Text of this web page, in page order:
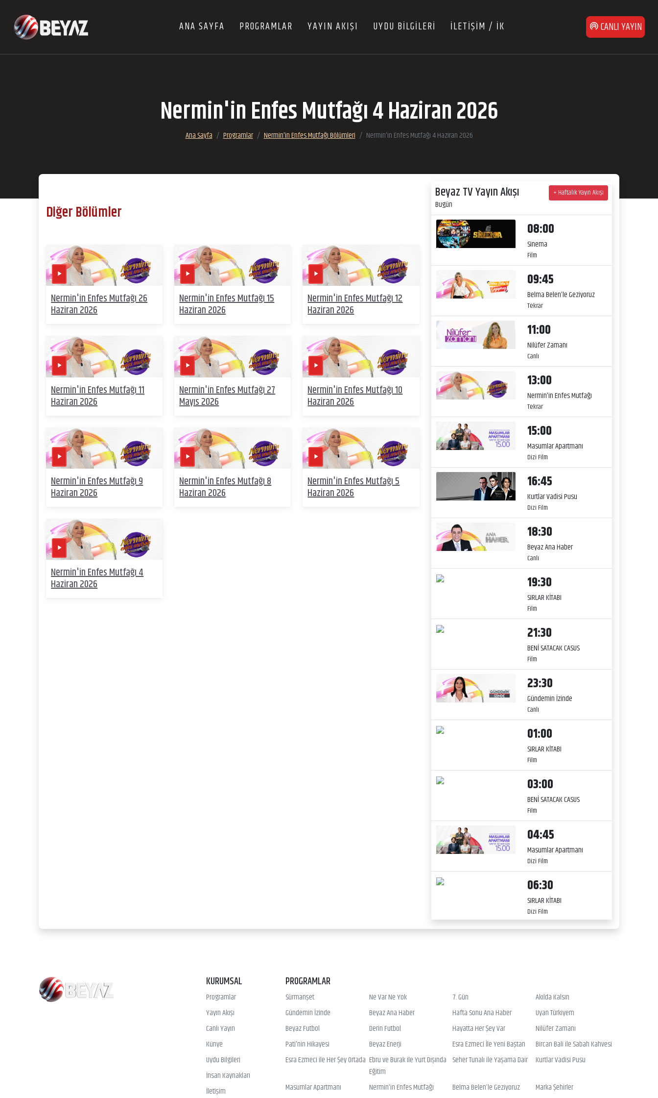
ANA SAYFA PROGRAMLAR YAYIN AKIŞI UYDU BİLGİLERİ İLETİŞİM / İK CANLI YAYIN
Nermin'in Enfes Mutfağı 4 Haziran 2026
Ana Sayfa Programlar Nermin'in Enfes Mutfağı Bölümleri Nermin'in Enfes Mutfağı 4 Haziran 2026
Diğer Bölümler
Nermin'in Enfes Mutfağı 26
Haziran 2026
Nermin'in Enfes Mutfağı 15
Haziran 2026
Nermin'in Enfes Mutfağı 12
Haziran 2026
Nermin'in Enfes Mutfağı 11
Haziran 2026
Nermin'in Enfes Mutfağı 27
Mayıs 2026
Nermin'in Enfes Mutfağı 10
Haziran 2026
Nermin'in Enfes Mutfağı 9
Haziran 2026
Nermin'in Enfes Mutfağı 8
Haziran 2026
Nermin'in Enfes Mutfağı 5
Haziran 2026
Nermin'in Enfes Mutfağı 4
Haziran 2026
Beyaz TV Yayın Akışı
Bugün
+ Haftalık Yayın Akışı
08:00
Sinema
Film
09:45
Belma Belen’le Geziyoruz
Tekrar
11:00
Nilüfer Zamanı
Canlı
13:00
Nermin'in Enfes Mutfağı
Tekrar
15:00
Masumlar Apartmanı
Dizi Film
16:45
Kurtlar Vadisi Pusu
Dizi Film
18:30
Beyaz Ana Haber
Canlı
19:30
SIRLAR KİTABI
Film
21:30
BENİ SATACAK CASUS
Film
23:30
Gündemin İzinde
Canlı
01:00
SIRLAR KİTABI
Film
03:00
BENİ SATACAK CASUS
Film
04:45
Masumlar Apartmanı
Dizi Film
06:30
SIRLAR KİTABI
Dizi Film
KURUMSAL
Programlar
Yayın Akışı
Canlı Yayın
Künye
Uydu Bilgileri
İnsan Kaynakları
İletişim
PROGRAMLAR
Sürmanşet Ne Var Ne Yok 7. Gün
Akılda Kalsın
Gündemin İzinde
Beyaz Ana Haber Hafta Sonu Ana Haber
Uyan Türkiyem
Beyaz Futbol
Derin Futbol Hayatta Her Şey Var
Nilüfer Zamanı
Pati'nin Hikayesi
Beyaz Enerji Esra Ezmeci İle Yeni Baştan
Bircan Bali ile Sabah Kahvesi
Esra Ezmeci ile Her Şey Ortada Ebru ve Burak ile Yurt Dışında
Eğitim
Seher Tunalı ile Yaşama Dair Kurtlar Vadisi Pusu
Masumlar Apartmanı Nermin'in Enfes Mutfağı Belma Belen’le Geziyoruz
Marka Şehirler